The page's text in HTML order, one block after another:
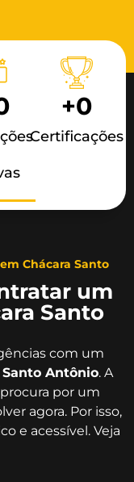
Certificações
+0
Chácara Santo
um
Santo
com um
Antônio. A
por um
agora. Por isso,
e acessível. Veja